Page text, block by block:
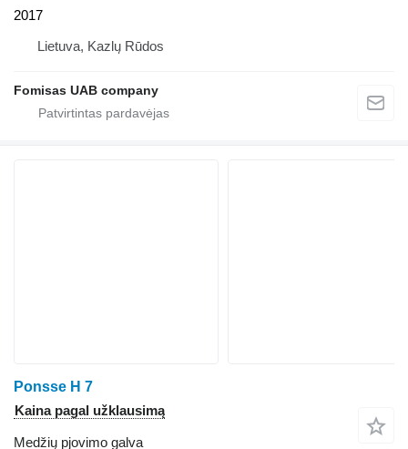
2017
Lietuva, Kazlų Rūdos
Fomisas UAB company
Ponsse H 7
Kaina pagal užklausimą
Medžių pjovimo galva